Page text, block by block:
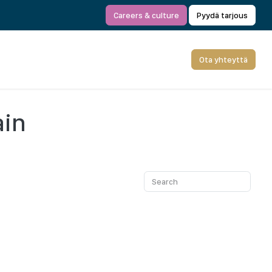
Careers & culture Pyydä tarjous
Ota yhteyttä